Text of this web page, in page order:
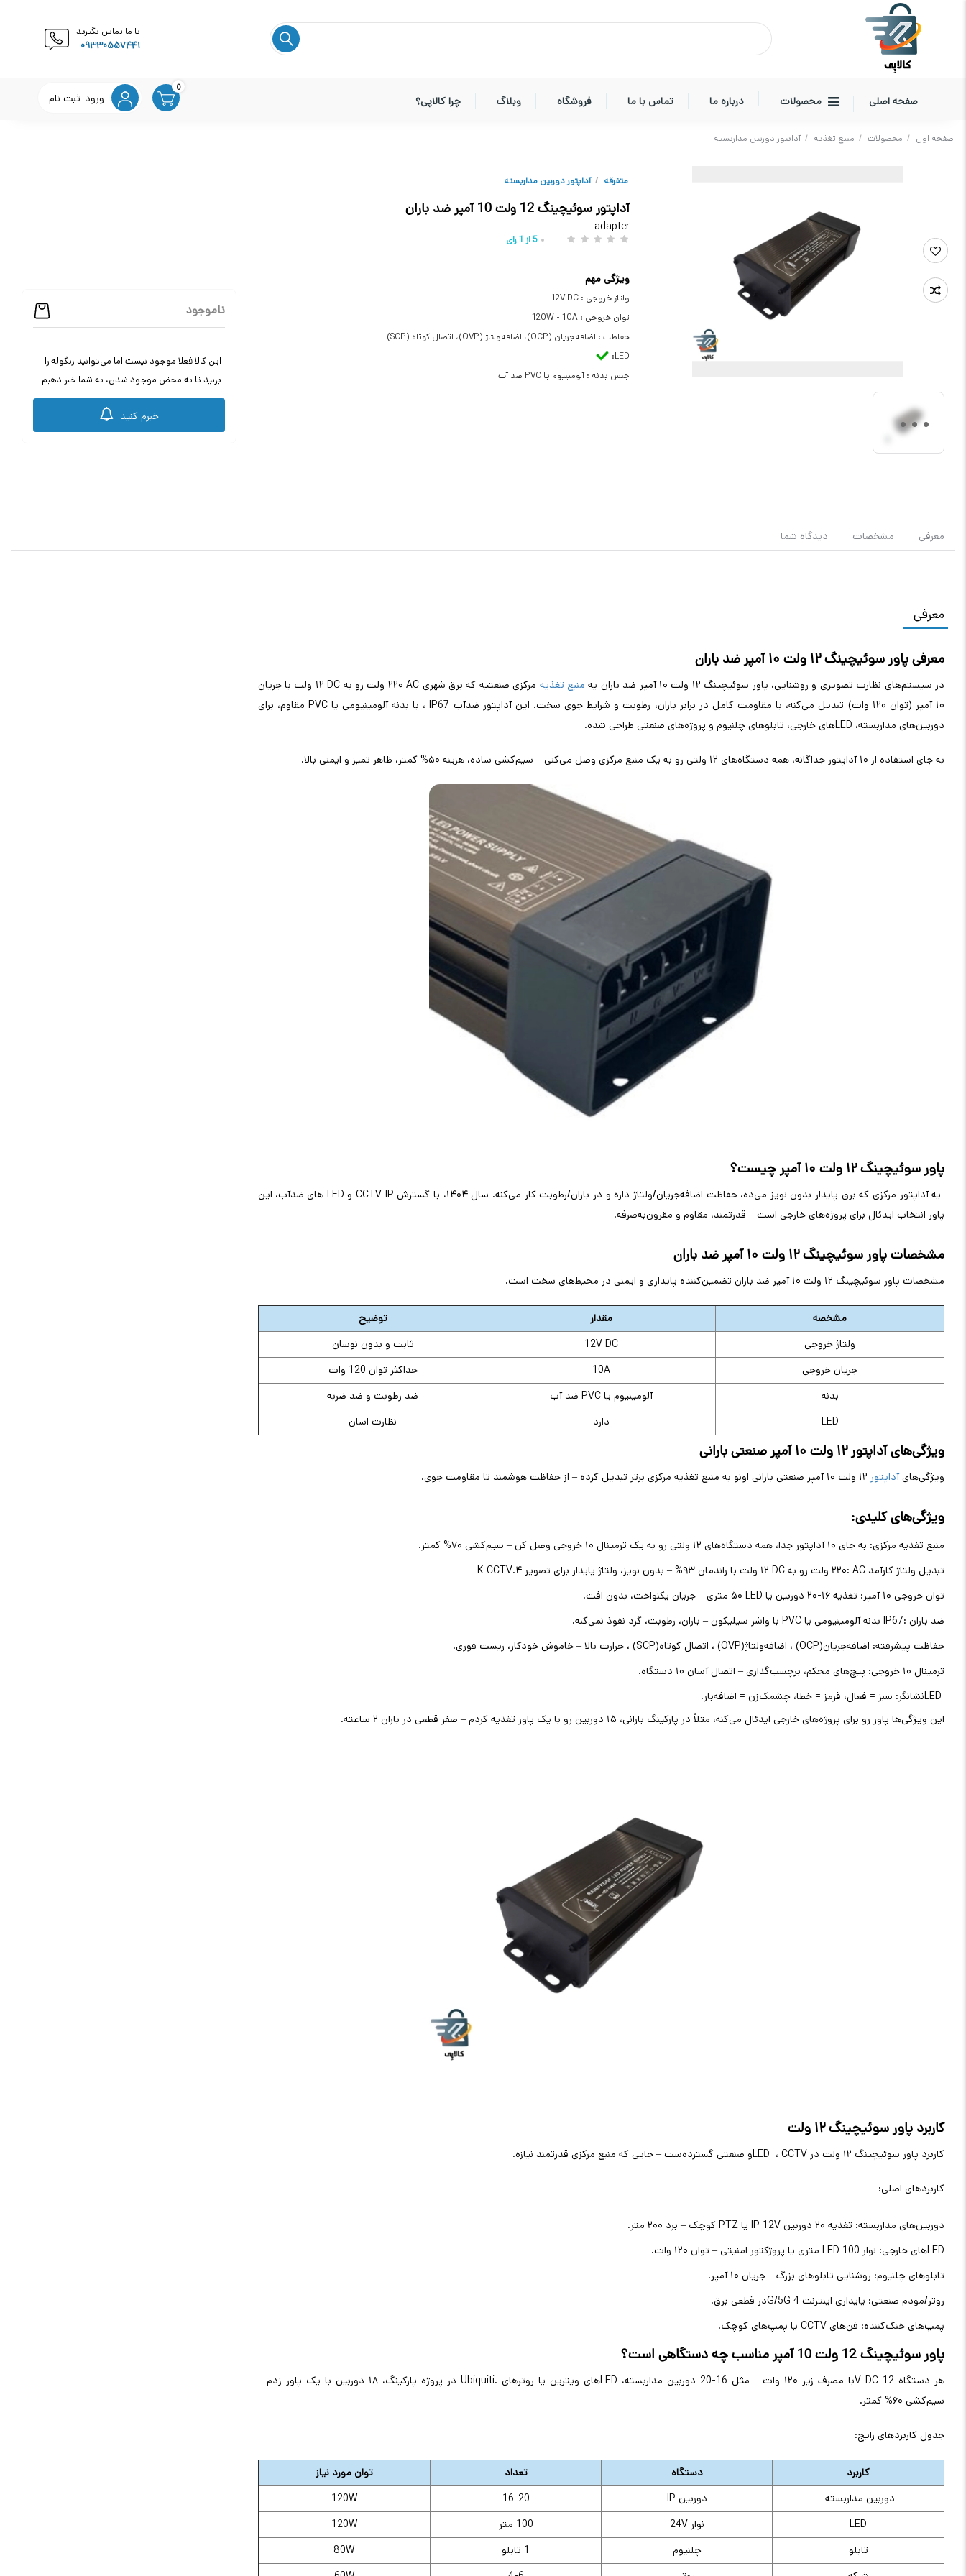
با ما تماس بگیرید
09330557441
صفحه اصلی محصولات درباره ما تماس با ما فروشگاه وبلاگ چرا کالاپی؟ ورود-ثبت نام
0
صفحه اول / محصولات / منبع تغذیه / آداپتور دوربین مداربسته
متفرقه / آداپتور دوربین مداربسته
آداپتور سوئیچینگ 12 ولت 10 آمپر ضد باران
adapter
5از 1رای
ویژگی مهم
ولتاژ خروجی : 12V DC
توان خروجی : 120W - 10A
حفاظت : اضافه‌جریان (OCP)، اضافه‌ولتاژ (OVP)، اتصال کوتاه (SCP)
LED:
جنس بدنه : آلومینیوم یا PVC ضد آب
ناموجود
این کالا فعلا موجود نیست اما می‌توانید زنگوله را
بزنید تا به محض موجود شدن، به شما خبر دهیم
خبرم کنید
معرفی مشخصات دیدگاه شما
معرفی
معرفی پاور سوئیچینگ ۱۲ ولت ۱۰ آمپر ضد باران
در سیستم‌های نظارت تصویری و روشنایی، پاور سوئیچینگ ۱۲ ولت ۱۰ آمپر ضد باران یه منبع تغذیه مرکزی صنعتیه که برق شهری AC ۲۲۰ ولت رو به DC ۱۲ ولت با جریان
۱۰ آمپر (توان ۱۲۰ وات) تبدیل می‌کنه، با مقاومت کامل در برابر باران، رطوبت و شرایط جوی سخت. این آداپتور ضدآب
IP67 ، با بدنه آلومینیومی یا PVC مقاوم، برای
دوربین‌های مداربسته، LEDهای خارجی، تابلوهای چلنیوم و پروژه‌های صنعتی طراحی شده.
به جای استفاده از ۱۰ آداپتور جداگانه، همه دستگاه‌های ۱۲ ولتی رو به یک منبع مرکزی وصل می‌کنی – سیم‌کشی ساده، هزینه ۵۰% کمتر، ظاهر تمیز و ایمنی بالا .
پاور سوئیچینگ ۱۲ ولت ۱۰ آمپر چیست؟
یه آداپتور مرکزی که برق پایدار بدون نویز می‌ده، حفاظت اضافه‌جریان/ولتاژ داره و در باران/رطوبت کار می‌کنه. سال ۱۴۰۴، با گسترش CCTV IP و LED های ضدآب، این
پاور انتخاب ایدئال برای پروژه‌های خارجی است – قدرتمند، مقاوم و مقرون‌به‌صرفه.
مشخصات پاور سوئیچینگ ۱۲ ولت ۱۰ آمپر ضد باران
مشخصات پاور سوئیچینگ ۱۲ ولت ۱۰ آمپر ضد باران تضمین‌کننده پایداری و ایمنی در محیط‌های سخت است .
مشخصه مقدار
توضیح
ولتاژ خروجی
12V DC
ثابت و بدون نوسان
جریان خروجی
10A
حداکثر توان 120 وات
بدنه
آلومینیوم یا PVC ضد آب
ضد رطوبت و ضد ضربه
LED
دارد نظارت اسان
ویژگی‌های آداپتور ۱۲ ولت ۱۰ آمپر صنعتی بارانی
ویژگی‌هایآداپتور ۱۲ ولت ۱۰ آمپر صنعتی بارانی اونو به منبع تغذیه مرکزی برتر تبدیل کرده – از حفاظت هوشمند تا مقاومت جوی .
ویژگی‌های کلیدی:
منبع تغذیه مرکزی: به جای ۱۰ آداپتور جدا، همه دستگاه‌های ۱۲ ولتی رو به یک ترمینال ۱۰ خروجی وصل کن – سیم‌کشی ۷۰% کمتر
.
تبدیل ولتاژ کارآمد : AC۲۲۰ ولت رو به DC ۱۲ ولت با راندمان ۹۳% – بدون نویز، ولتاژ پایدار برای تصویر ۴
K CCTV.
توان خروجی ۱۰ آمپر: تغذیه ۱۶-۲۰ دوربین یا
LED ۵۰ متری – جریان یکنواخت، بدون افت.
ضد باران IP67: بدنه آلومینیومی یا PVC با واشر سیلیکون – باران، رطوبت، گرد نفوذ نمی‌کنه.
حفاظت پیشرفته: اضافه‌جریان(OCP) ، اضافه‌ولتاژ(OVP) ، اتصال کوتاه(SCP) ، حرارت بالا – خاموش خودکار، ریست فوری.
ترمینال ۱۰ خروجی: پیچ‌های محکم، برچسب‌گذاری – اتصال آسان ۱۰ دستگاه
.
LEDنشانگر: سبز = فعال، قرمز = خطا، چشمک‌زن = اضافه‌بار.
این ویژگی‌ها پاور رو برای پروژه‌های خارجی ایدئال می‌کنه، مثلاً در پارکینگ بارانی، ۱۵ دوربین رو با یک پاور تغذیه کردم – صفر قطعی در باران ۲ ساعته
.
کاربرد پاور سوئیچینگ ۱۲ ولت
کاربرد پاور سوئیچینگ ۱۲ ولت در CCTV ، LEDو صنعتی گسترده‌ست – جایی که منبع مرکزی قدرتمند نیازه.
کاربردهای اصلی:
دوربین‌های مداربسته: تغذیه ۲۰ دوربین IP 12V یا PTZ کوچک – برد ۲۰۰ متر
.
LEDهای خارجی: نوار LED 100 متری یا پروژکتور امنیتی – توان ۱۲۰ وات
.
تابلوهای چلنیوم: روشنایی تابلوهای بزرگ – جریان ۱۰ آمپر
.
روتر/مودم صنعتی: پایداری اینترنت 4
G/5Gدر قطعی برق.
پمپ‌های خنک‌کننده: فن‌های CCTV یا پمپ‌های کوچک.
پاور سوئیچینگ 12 ولت 10 آمپر مناسب چه دستگاهی است؟
هر دستگاه 12 V DCبا مصرف زیر ۱۲۰ وات – مثل 16-20 دوربین مداربسته، LEDهای ویترین یا روترهای Ubiquiti.
در پروژه پارکینگ، ۱۸ دوربین با یک پاور زدم –
سیم‌کشی ۶۰% کمتر
.
جدول کاربردهای رایج:
کاربرد دستگاه تعداد
توان مورد نیاز
دوربین مداربسته
دوربین IP 16-20
120W
LED
نوار 24V 100 متر
120W
تابلو
چلنیوم 1 تابلو
80W